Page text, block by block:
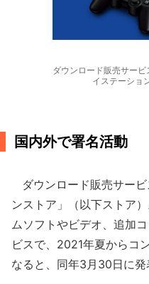
ダウンロード販売サー
イステーショ
国内外で署名活動
ダウンロード販売サー
ンストア」（以下ストア
ムソフトやビデオ、追加
ビスで、2021年夏からコ
なると、同年3月30日に発